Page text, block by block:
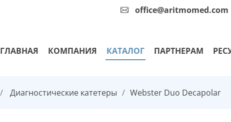
office@aritmomed.com
ГЛАВНАЯ КОМПАНИЯ КАТАЛОГ ПАРТНЕРАМ
Диагностические катетеры Webster Duo Decapolar